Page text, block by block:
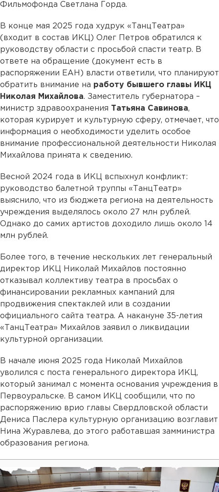
Фильмофонда Светлана Горда.
В конце мая 2025 года худрук «ТанцТеатра»
(входит в состав ИКЦ) Олег Петров обратился к
руководству области с просьбой спасти театр. В
ответе на обращение (документ есть в
распоряжении ЕАН) власти ответили, что планируют
обратить внимание на работу бывшего главы ИКЦ
Николая Михайлова. Заместитель губернатора –
министр здравоохранения Татьяна Савинова,
которая курирует и культурную сферу, отмечает, что
информация о необходимости уделить особое
внимание профессиональной деятельности Николая
Михайлова принята к сведению.
Весной 2024 года в ИКЦ вспыхнул конфликт:
руководство балетной труппы «ТанцТеатр»
выяснило, что из бюджета региона на деятельность
учреждения выделялось около 27 млн рублей.
Однако до самих артистов доходило лишь около 14
млн рублей.
Более того, в течение нескольких лет генеральный
директор ИКЦ Николай Михайлов постоянно
отказывал коллективу театра в просьбах о
финансировании рекламных кампаний для
продвижения спектаклей или в создании
официального сайта театра. А накануне 35-летия
«ТанцТеатра» Михайлов заявил о ликвидации
культурной организации.
В начале июня 2025 года Николай Михайлов
уволился с поста генерального директора ИКЦ,
который занимал с момента основания учреждения в
Первоуральске. В самом ИКЦ сообщили, что по
распоряжению врио главы Свердловской области
Дениса Паслера культурную организацию возглавит
Нина Журавлева, до этого работавшая замминистра
образования региона.